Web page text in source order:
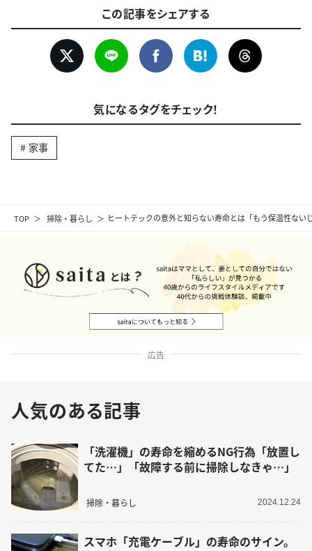
TOP 掃除・暮らし ヒートテックの意外と知らない寿命とは「もう保温性な
この記事をシェアする
気になるタグをチェック！
家事
広告
人気のある記事
「洗濯機」の寿命を縮めるNG行為「放置し
てた…」「故障する前に掃除しなきゃ…」
掃除・暮らし 2024.12.24
スマホ「充電ケーブル」の寿命のサイン。